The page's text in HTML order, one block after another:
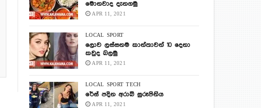
මොනවාද දැනගමු
APR 11, 2021
LOCAL SPORT
ලොව ලස්සනම කාන්තාවන් 10 දෙනා
කවුද බලමු
APR 11, 2021
LOCAL SPORT TECH
රේස් පදින අරාබි සුරූපිනිය
APR 11, 2021